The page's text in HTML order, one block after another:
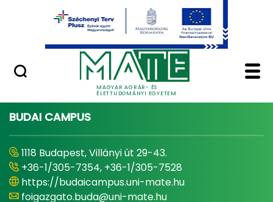
Ugrás a fő tartalomhoz
MAGYAR AGRÁR- ÉS
ÉLETTUDOMÁNYI EGYETEM
Minőségügy
Home - Magyar
BUDAI CAMPUS
1118 Budapest, Villányi út 29-43.
+36-1/305-7354, +36-1/305-7528
https://budaicampus.uni-mate.hu
foigazgato.buda@uni-mate.hu